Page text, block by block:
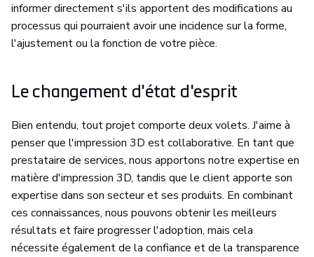
informer directement s'ils apportent des modifications au
processus qui pourraient avoir une incidence sur la forme,
l'ajustement ou la fonction de votre pièce.
Le changement d'état d'esprit
Bien entendu, tout projet comporte deux volets. J'aime à
penser que l'impression 3D est collaborative. En tant que
prestataire de services, nous apportons notre expertise en
matière d'impression 3D, tandis que le client apporte son
expertise dans son secteur et ses produits. En combinant
ces connaissances, nous pouvons obtenir les meilleurs
résultats et faire progresser l'adoption, mais cela
nécessite également de la confiance et de la transparence